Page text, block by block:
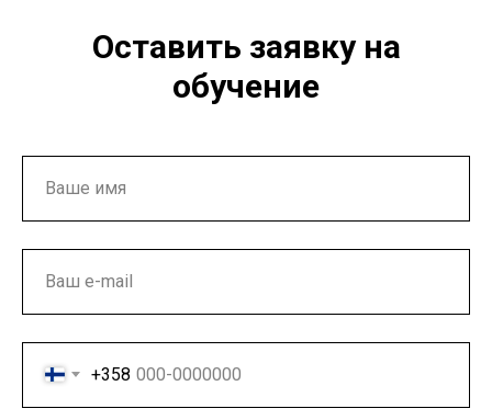
Оставить заявку на
обучение
+358